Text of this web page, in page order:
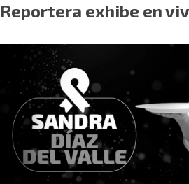
Reportera exhibe en